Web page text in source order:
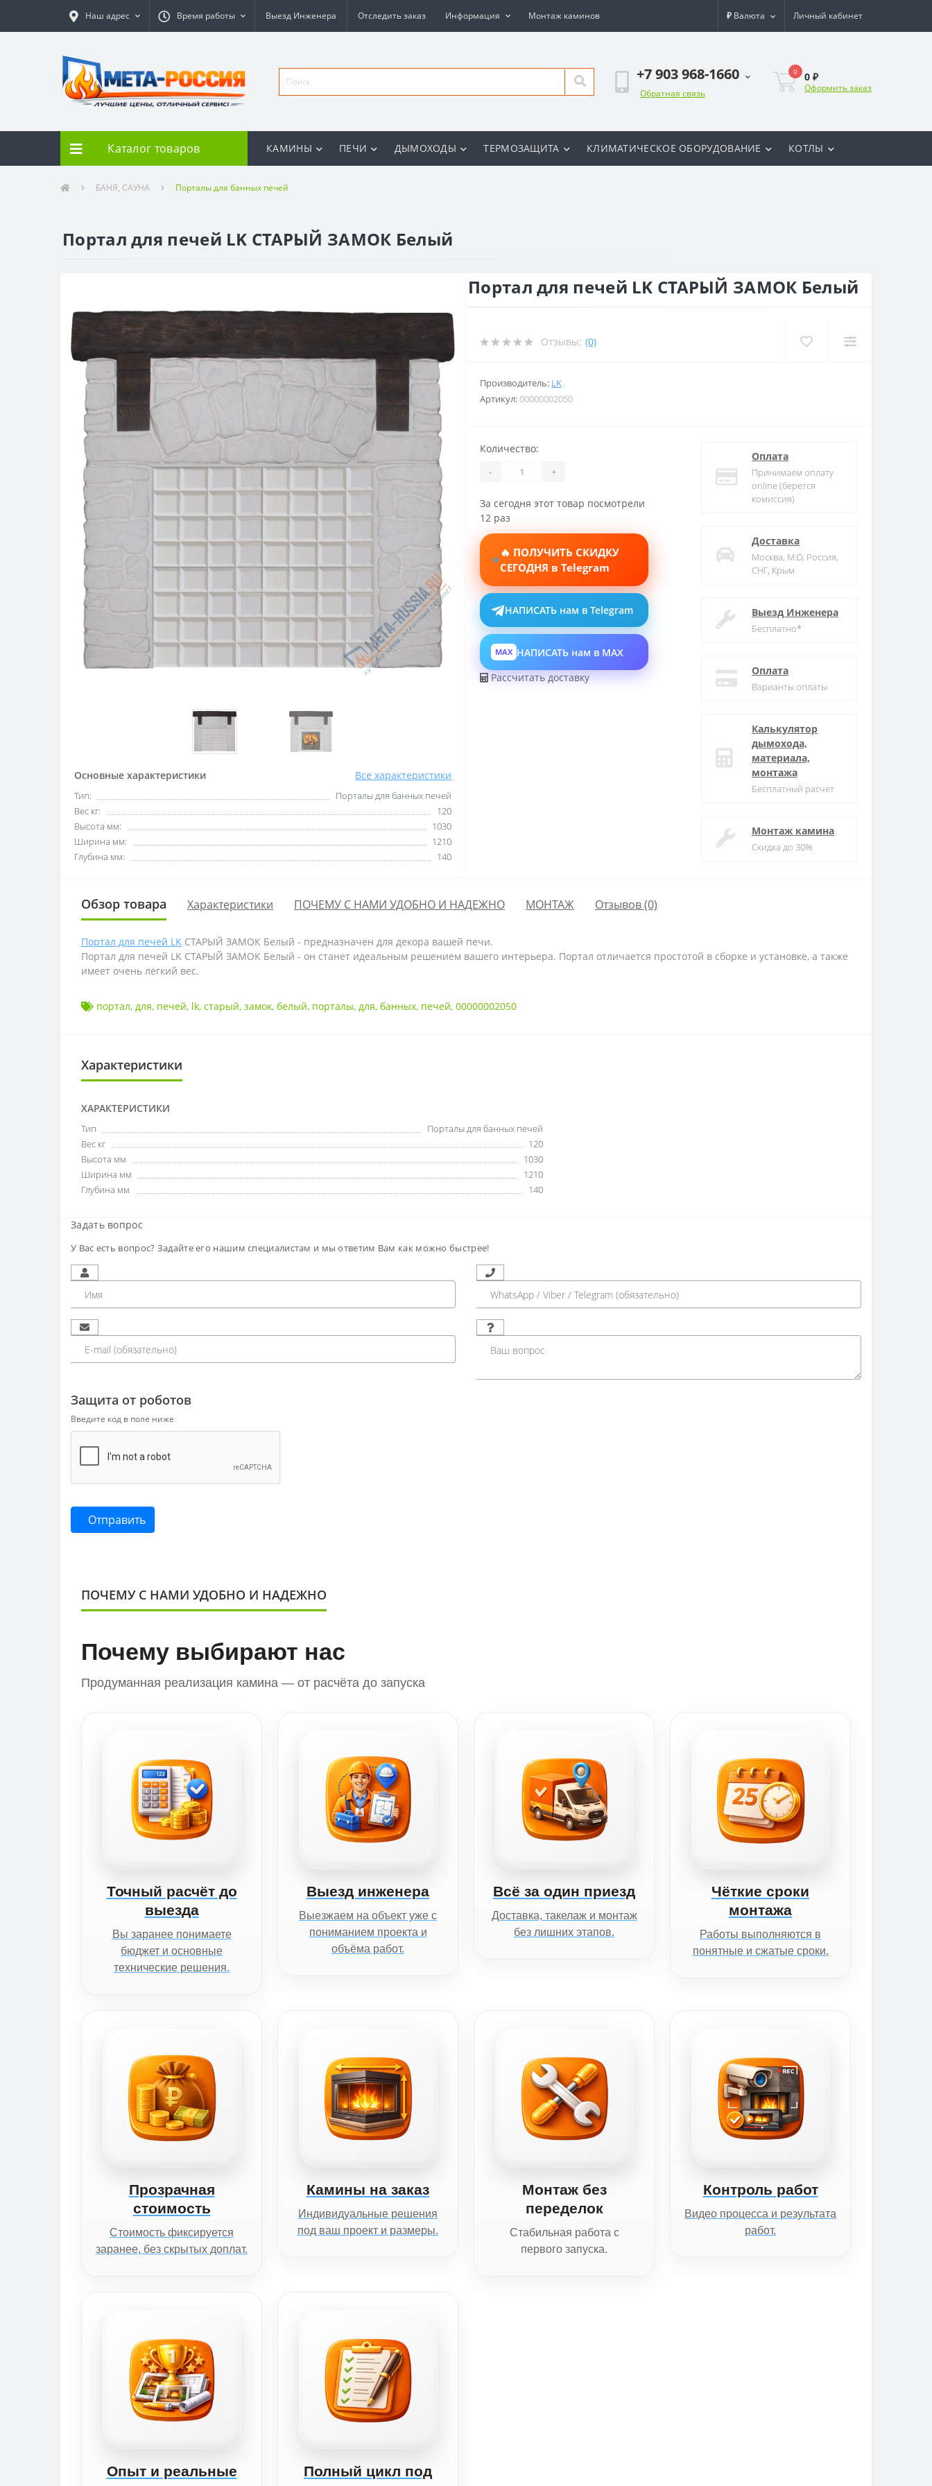
Наш адрес Время работы Выезд Инженера Отследить заказ Информация Монтаж каминов ₽ Валюта Личный кабинет
+7 903 968-1660
Обратная связь
0 0 ₽
Оформить заказ
Каталог товаров КАМИНЫ ПЕЧИ ДЫМОХОДЫ ТЕРМОЗАЩИТА КЛИМАТИЧЕСКОЕ ОБОРУДОВАНИЕ КОТЛЫ
БАНЯ, САУНА Порталы для банных печей
Портал для печей LK СТАРЫЙ ЗАМОК Белый
Основные характеристики Все характеристики
Тип:
Порталы для банных печей
Вес кг:
120
Высота мм:
1030
Ширина мм:
1210
Глубина мм:
140
Портал для печей LK СТАРЫЙ ЗАМОК Белый
Отзывы: (0)
Производитель: LK
Артикул:00000002050
Количество:
- +
За сегодня этот товар посмотрели
12 раз
🔥 ПОЛУЧИТЬ СКИДКУ
СЕГОДНЯ в Telegram
НАПИСАТЬ нам в Telegram
MAX НАПИСАТЬ нам в MAX
Рассчитать доставку
Оплата
Принимаем оплату
online (берется
комиссия)
Доставка
Москва, М.О, Россия,
СНГ, Крым
Выезд Инженера
Бесплатно*
Оплата
Варианты оплаты
Калькулятор
дымохода,
материала,
монтажа
Бесплатный расчет
Монтаж камина
Скидка до 30%
Обзор товара Характеристики ПОЧЕМУ С НАМИ УДОБНО И НАДЕЖНО МОНТАЖ Отзывов (0)
Портал для печей LK СТАРЫЙ ЗАМОК Белый - предназначен для декора вашей печи.
Портал для печей LK СТАРЫЙ ЗАМОК Белый - он станет идеальным решением вашего интерьера. Портал отличается простотой в сборке и установке, а также
имеет очень легкий вес.
портал, для, печей, lk, старый, замок, белый, порталы, для, банных, печей, 00000002050
Характеристики
ХАРАКТЕРИСТИКИ
Тип
Порталы для банных печей
Вес кг
120
Высота мм
1030
Ширина мм
1210
Глубина мм
140
Задать вопрос
У Вас есть вопрос? Задайте его нашим специалистам и мы ответим Вам как можно быстрее!
Защита от роботов
Введите код в поле ниже
Отправить
ПОЧЕМУ С НАМИ УДОБНО И НАДЕЖНО
Почему выбирают нас
Продуманная реализация камина — от расчёта до запуска
Точный расчёт до
выезда
Вы заранее понимаете
бюджет и основные
технические решения.
Выезд инженера
Выезжаем на объект уже с
пониманием проекта и
объёма работ.
Всё за один приезд
Доставка, такелаж и монтаж
без лишних этапов.
Чёткие сроки
монтажа
Работы выполняются в
понятные и сжатые сроки.
Прозрачная
стоимость
Стоимость фиксируется
заранее, без скрытых доплат.
Камины на заказ
Индивидуальные решения
под ваш проект и размеры.
Монтаж без
переделок
Стабильная работа с
первого запуска.
Контроль работ
Видео процесса и результата
работ.
Опыт и реальные
Полный цикл под